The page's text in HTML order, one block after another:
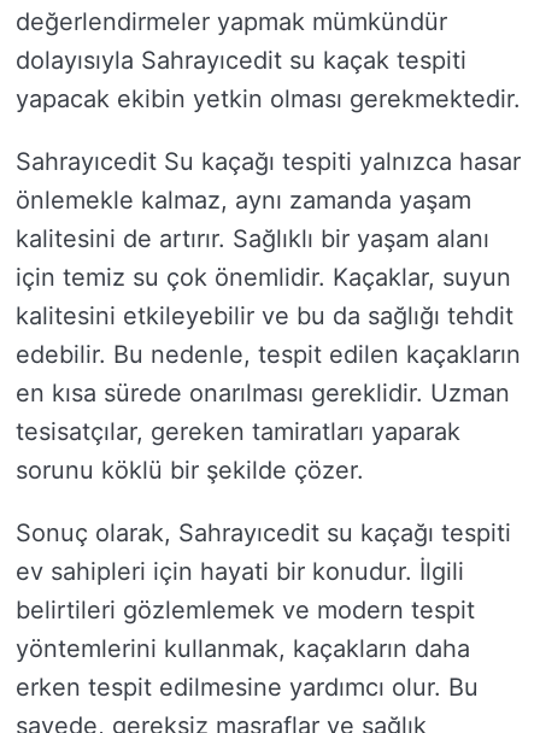
değerlendirmeler yapmak mümkündür
dolayısıyla Sahrayıcedit su kaçak tespiti
yapacak ekibin yetkin olması gerekmektedir.
Sahrayıcedit Su kaçağı tespiti yalnızca hasar
önlemekle kalmaz, aynı zamanda yaşam
kalitesini de artırır. Sağlıklı bir yaşam alanı
için temiz su çok önemlidir. Kaçaklar, suyun
kalitesini etkileyebilir ve bu da sağlığı tehdit
edebilir. Bu nedenle, tespit edilen kaçakların
en kısa sürede onarılması gereklidir. Uzman
tesisatçılar, gereken tamiratları yaparak
sorunu köklü bir şekilde çözer.
Sonuç olarak, Sahrayıcedit su kaçağı tespiti
ev sahipleri için hayati bir konudur. İlgili
belirtileri gözlemlemek ve modern tespit
yöntemlerini kullanmak, kaçakların daha
erken tespit edilmesine yardımcı olur. Bu
sayede, gereksiz masraflar ve sağlık